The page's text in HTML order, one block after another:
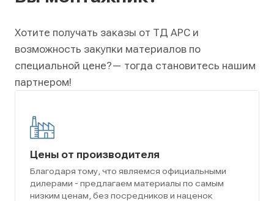
Хотите получать заказы от ТД АРС и
возможность закупки материалов по
специальной цене?— тогда становитесь нашим
партнером!
Цены от производителя
Благодаря тому, что являемся официальными
дилерами - предлагаем материалы по самым
низким ценам, без посредников и наценок